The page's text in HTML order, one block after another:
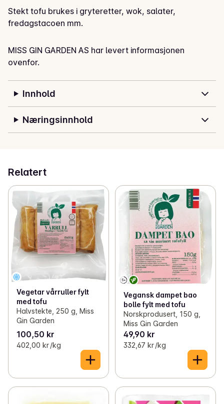
Stekt tofu brukes i gryteretter, wok, salater,
fredagstacoen mm.
Et perfekt plantebasert kjøttalternativ proppfull med
proteiner!
MISS GIN GARDEN AS har levert informasjonen
ovenfor.
Innhold
Næringsinnhold
Relatert
Vegetar vårruller fylt
med tofu
Halvstekte, 250 g, Miss
Gin Garden
100,50 kr
402,00 kr /kg
Vegansk dampet bao
bolle fylt med tofu
Norskprodusert, 150 g,
Miss Gin Garden
49,90 kr
332,67 kr /kg